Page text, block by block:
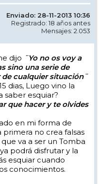
Enviado: 28-11-2013 10:36
Registrado: 18 años antes
Mensajes: 2.053
dijo ¨Yo no os voy a
sino una serie de
de cualquier situación¨
dias, Luego vino la
saber esquiar?
que hacer y te olvides
en mi forma de
primera no crea falsas
va a ser un Tomba
podrá disfrutar y la
esquiar cuando
conocimientos.